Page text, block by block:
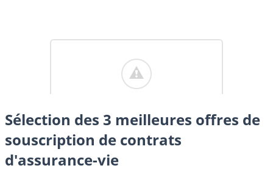
Sélection des 3 meilleures offres de
souscription de contrats
d'assurance-vie